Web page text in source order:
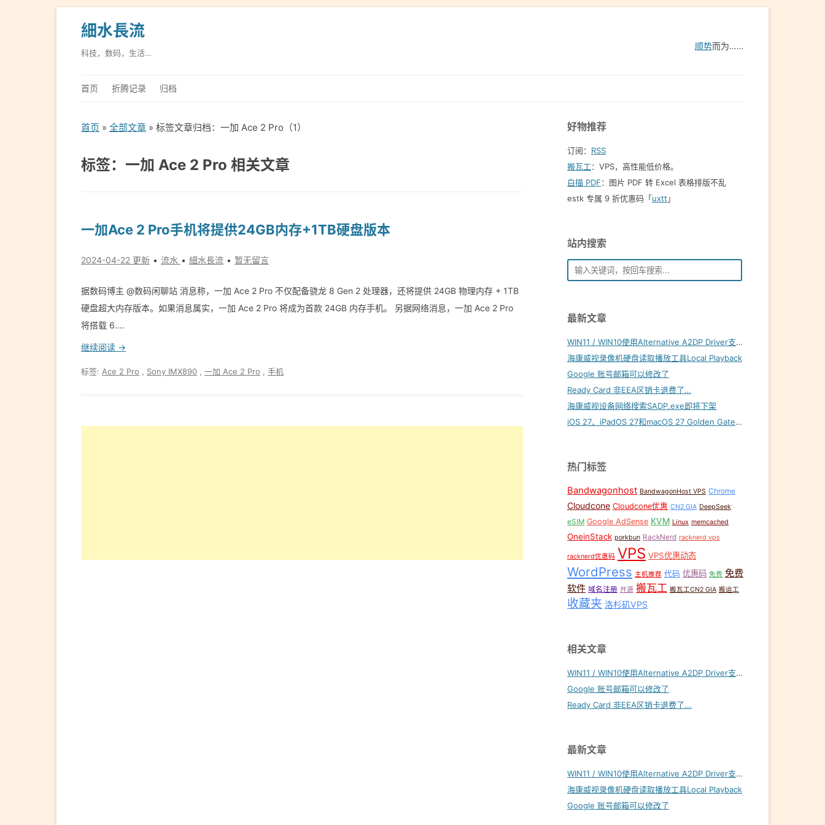
細水長流
科技，数码，生活…
顺势而为……
首页 折腾记录 归档
首页 » 全部文章 » 标签文章归档：一加 Ace 2 Pro（1）
标签：一加 Ace 2 Pro 相关文章
一加Ace 2 Pro手机将提供24GB内存+1TB硬盘版本
2024-04-22 更新 流水 細水長流 暂无留言
据数码博主 @数码闲聊站 消息称，一加 Ace 2 Pro 不仅配备骁龙 8 Gen 2 处理器，还将提供 24GB 物理内存 + 1TB
硬盘超大内存版本。如果消息属实，一加 Ace 2 Pro 将成为首款 24GB 内存手机。 另据网络消息，一加 Ace 2 Pro
将搭载 6.…
继续阅读 →
标签: Ace 2 Pro Sony IMX890 一加 Ace 2 Pro 手机
好物推荐
订阅： RSS
搬瓦工：VPS，高性能低价格。️
白描 PDF：图片 PDF 转 Excel 表格排版不乱
estk 专属 9 折优惠码「uxtt 」
站内搜索
最新文章
WIN11 / WIN10使用Alternative A2DP Driver支持LDAC
海康威视录像机硬盘读取播放工具Local Playback
Google 账号邮箱可以修改了
Ready Card 非EEA区销卡退费了…
海康威视设备网络搜索SADP.exe即将下架
iOS 27、iPadOS 27和macOS 27 Golden Gate内置壁纸下载
热门标签
Bandwagonhost BandwagonHost VPS Chrome
Cloudcone Cloudcone优惠 CN2 GIA DeepSeek
eSIM Google AdSense KVM Linux memcached
OneinStack porkbun RackNerd racknerd vps
racknerd优惠码 VPS VPS优惠动态
WordPress 主机推荐 代码 优惠码 免费 免费
软件 域名注册 开源 搬瓦工 搬瓦工CN2 GIA 搬运工
收藏夹 洛杉矶VPS
相关文章
WIN11 / WIN10使用Alternative A2DP Driver支持LDAC
Google 账号邮箱可以修改了
Ready Card 非EEA区销卡退费了...
最新文章
WIN11 / WIN10使用Alternative A2DP Driver支持LDAC
海康威视录像机硬盘读取播放工具Local Playback
Google 账号邮箱可以修改了